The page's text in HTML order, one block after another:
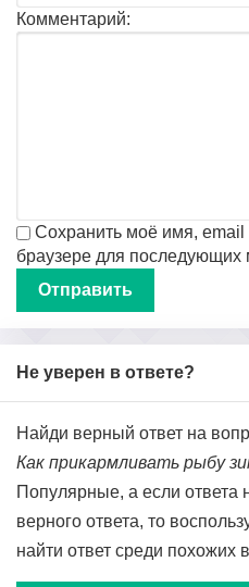
Комментарий:
Сохранить моё имя, email
браузере для последующих
Не уверен в ответе?
Найди верный ответ на
Как прикармливать рыбу
Популярные, а если ответа
верного ответа, то
найти ответ среди похожих